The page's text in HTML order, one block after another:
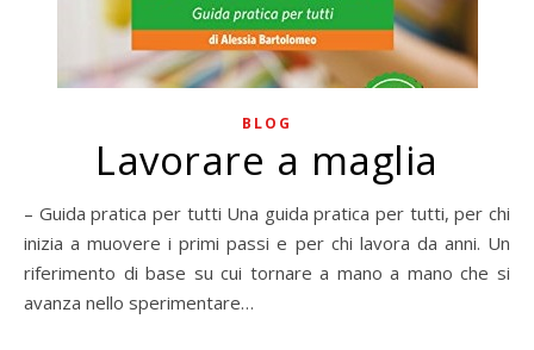
BLOG
Lavorare a maglia
– Guida pratica per tutti Una guida pratica per tutti, per chi
inizia a muovere i primi passi e per chi lavora da anni. Un
riferimento di base su cui tornare a mano a mano che si
avanza nello sperimentare…